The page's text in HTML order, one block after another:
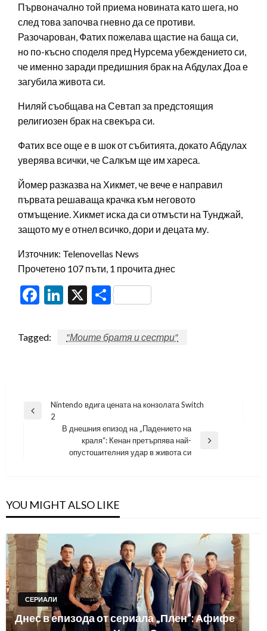
Първоначално той приема новината като шега, но
след това започва гневно да се противи.
Разочарован, Фатих пожелава щастие на баща си,
но по-късно споделя пред Нурсема убеждението си,
че именно заради предишния брак на Абдулах Доа е
загубила живота си.
Ниляй съобщава на Севтап за предстоящия
религиозен брак на свекъра си.
Фатих все още е в шок от събитията, докато Абдулах
уверява всички, че Салкъм ще им хареса.
Йомер разказва на Хикмет, че вече е направил
първата решаваща крачка към неговото
отмъщение. Хикмет иска да си отмъсти на Тунджай,
защото му е отнел всичко, дори и децата му.
Източник: Telenovellas News
Прочетено 107 пъти, 1 прочита днес
Facebook
LinkedIn
X Share
Tagged: "Моите братя и сестри"
Навигация
Previous
Nintendo вдига цената на конзолата Switch
2
В днешния епизод на „Падението на
краля“: Кенан претърпява най-
опустошителния удар в живота си
YOU MIGHT ALSO LIKE
СЕРИАЛИ
Днес в епизода от сериала „Плен“: Афифе